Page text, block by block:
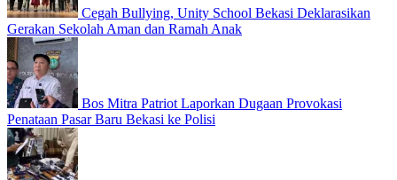
Cegah Bullying, Unity School Bekasi Deklarasikan
Gerakan Sekolah Aman dan Ramah Anak
Bos Mitra Patriot Laporkan Dugaan Provokasi
Penataan Pasar Baru Bekasi ke Polisi